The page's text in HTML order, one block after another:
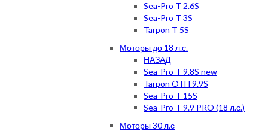
Sea-Pro T 2.6S
Sea-Pro T 3S
Tarpon T 5S
Моторы до 18 л.с.
НАЗАД
Sea-Pro T 9.8S new
Tarpon OTH 9.9S
Sea-Pro T 15S
Sea-Pro T 9.9 PRO (18 л.с.)
Моторы 30 л.с